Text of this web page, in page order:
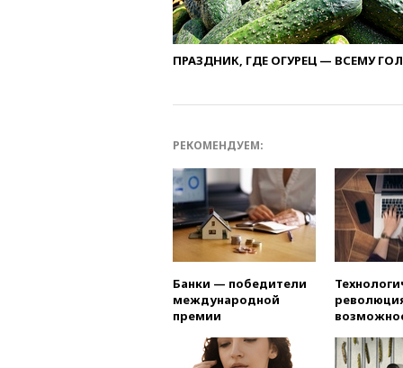
ПРАЗДНИК, ГДЕ ОГУРЕЦ — ВСЕМУ
РЕКОМЕНДУЕМ:
Банки — победители
международной
премии